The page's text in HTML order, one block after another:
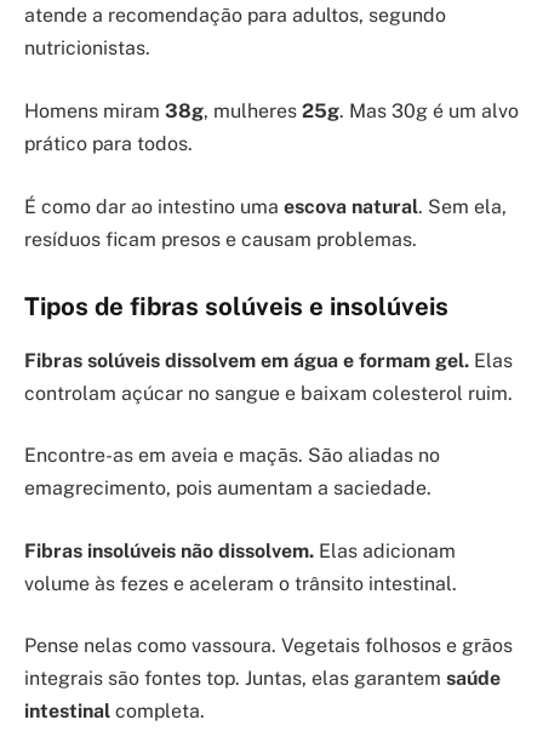
atende a recomendação para adultos, segundo
nutricionistas.
Homens miram 38g, mulheres 25g. Mas 30g é um alvo
prático para todos.
É como dar ao intestino uma escova natural. Sem ela,
resíduos ficam presos e causam problemas.
Tipos de fibras solúveis e insolúveis
Fibras solúveis dissolvem em água e formam gel. Elas
controlam açúcar no sangue e baixam colesterol ruim.
Encontre-as em aveia e maçãs. São aliadas no
emagrecimento, pois aumentam a saciedade.
Fibras insolúveis não dissolvem. Elas adicionam
volume às fezes e aceleram o trânsito intestinal.
Pense nelas como vassoura. Vegetais folhosos e grãos
integrais são fontes top. Juntas, elas garantem saúde
intestinal completa.